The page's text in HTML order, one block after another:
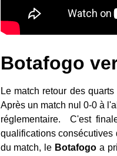
Botafogo
Le match retour des
Après un match nul 0-0 à
réglementaire.
C'est
qualifications
du match, le Botafogo a